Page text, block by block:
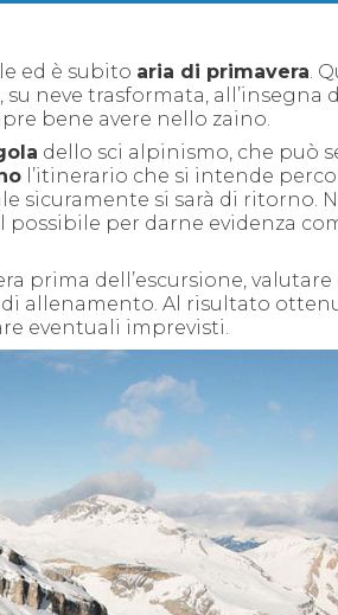
ed è subito aria di primavera.
neve trasformata, all’insegna
bene avere nello zaino.
dello sci alpinismo, che può
l’itinerario che si intende
sicuramente si sarà di ritorno.
per darne evidenza
prima dell’escursione,
allenamento. Al risultato
eventuali imprevisti.